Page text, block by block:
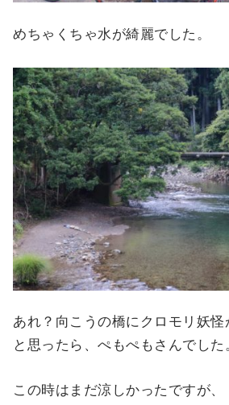
めちゃくちゃ水が綺麗でした。
あれ？向こうの橋にクロモリ妖怪
と思ったら、ぺもぺもさんでした
この時はまだ涼しかったですが、